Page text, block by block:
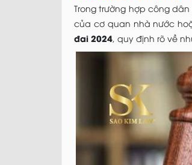
Trong trường hợp công
của cơ quan nhà nước
đai 2024, quy định rõ về